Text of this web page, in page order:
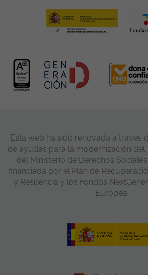
Esta web ha sido renovada a través
de ayudas para la modernización del
del Ministerio de Derechos
financiada por el Plan de
y Resiliencia y los Fondos
Europea.